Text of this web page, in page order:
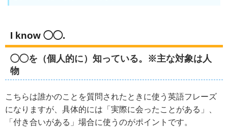
I know ◯◯.
◯◯を（個人的に）知っている。※主な対象は人
物
こちらは誰かのことを質問されたときに使う英語フレーズ
になりますが、具体的には「実際に会ったことがある」、
「付き合いがある」場合に使うのがポイントです。